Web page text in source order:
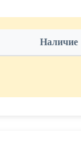
Наличие